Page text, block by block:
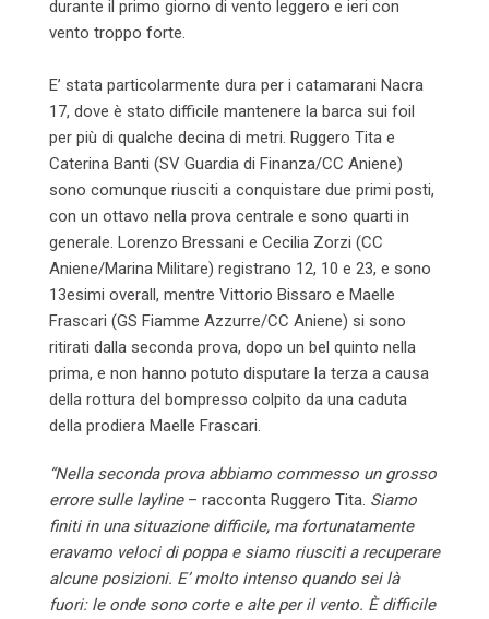
durante il primo giorno di vento leggero e ieri con
vento troppo forte.
E’ stata particolarmente dura per i catamarani Nacra
17, dove è stato difficile mantenere la barca sui foil
per più di qualche decina di metri. Ruggero Tita e
Caterina Banti (SV Guardia di Finanza/CC Aniene)
sono comunque riusciti a conquistare due primi posti,
con un ottavo nella prova centrale e sono quarti in
generale. Lorenzo Bressani e Cecilia Zorzi (CC
Aniene/Marina Militare) registrano 12, 10 e 23, e sono
13esimi overall, mentre Vittorio Bissaro e Maelle
Frascari (GS Fiamme Azzurre/CC Aniene) si sono
ritirati dalla seconda prova, dopo un bel quinto nella
prima, e non hanno potuto disputare la terza a causa
della rottura del bompresso colpito da una caduta
della prodiera Maelle Frascari.
“Nella seconda prova abbiamo commesso un grosso
errore sulle layline – racconta Ruggero Tita. Siamo
finiti in una situazione difficile, ma fortunatamente
eravamo veloci di poppa e siamo riusciti a recuperare
alcune posizioni. E’ molto intenso quando sei là
fuori: le onde sono corte e alte per il vento. È difficile